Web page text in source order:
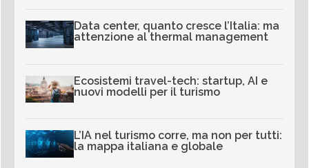
Data center, quanto cresce l’Italia: ma
attenzione al thermal management
Ecosistemi travel-tech: startup, AI e
nuovi modelli per il turismo
L’IA nel turismo corre, ma non per tutti:
la mappa italiana e globale